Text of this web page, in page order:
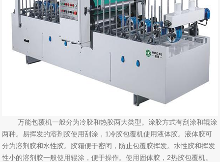
万能包覆机一般分为冷胶和热胶两大类型。涂胶方式有刮涂和辊涂
两种。易挥发的溶剂胶使用刮涂，1冷胶包覆机使用液体胶。液体胶可
分为溶剂胶和水性胶。胶箱便于密闭，防止包覆胶挥发。水性胶和挥发
性小的溶剂胶一般使用辊涂，便于操作。使用固体胶，2热胶包覆机。